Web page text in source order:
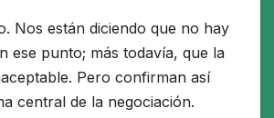
Nos están diciendo que no hay
ese punto; más todavía, que la
Pero confirman así
central de la negociación.